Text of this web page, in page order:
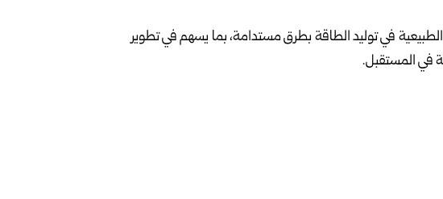
في توليد الطاقة بطرق مستدامة، بما يسهم في تطوير
في المستقبل.